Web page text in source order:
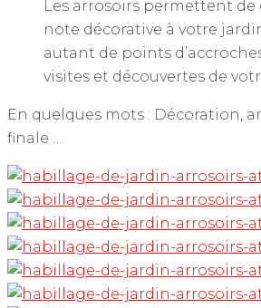
Les arrosoirs permettent de
note décorative à votre
autant de points
visites et découvertes de
En quelques mots : Décoration,
finale …